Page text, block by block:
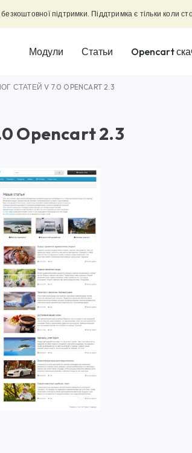
підтримки. Піддтримка є тільки коли
Модули Статьи Opencart
СТАТЕЙ V 7.0 OPENCART 2.3
Opencart 2.3